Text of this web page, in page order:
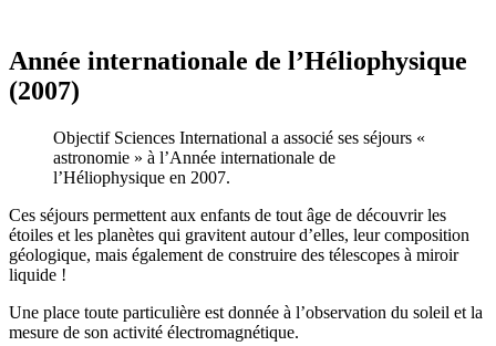
Année internationale de l’Héliophysique
(2007)
Objectif Sciences International a associé ses séjours «
astronomie » à l’Année internationale de
l’Héliophysique en 2007.
Ces séjours permettent aux enfants de tout âge de découvrir les
étoiles et les planètes qui gravitent autour d’elles, leur composition
géologique, mais également de construire des télescopes à miroir
liquide !
Une place toute particulière est donnée à l’observation du soleil et la
mesure de son activité électromagnétique.